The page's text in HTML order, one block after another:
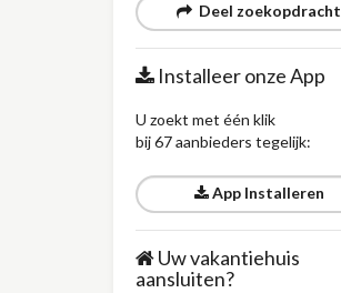
Deel zoekopdracht
Installeer onze App
U zoekt met één klik
bij 67 aanbieders tegelijk:
App Installeren
Uw vakantiehuis
aansluiten?